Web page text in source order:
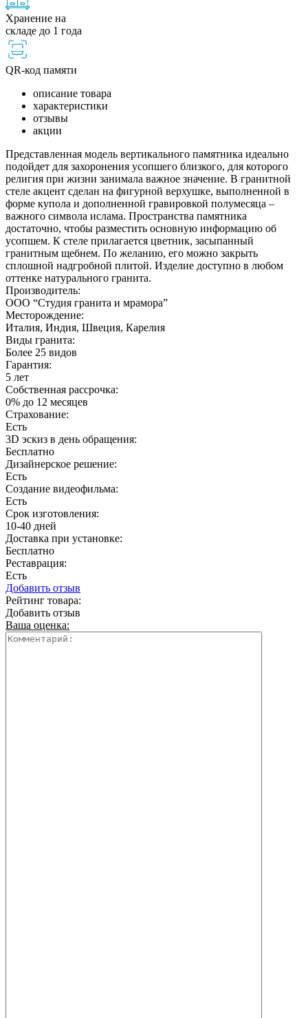
Хранение на
складе до 1 года
QR-код памяти
описание товара
характеристики
отзывы
акции
Представленная модель вертикального памятника идеально
подойдет для захоронения усопшего близкого, для которого
религия при жизни занимала важное значение. В гранитной
стеле акцент сделан на фигурной верхушке, выполненной в
форме купола и дополненной гравировкой полумесяца –
важного символа ислама. Пространства памятника
достаточно, чтобы разместить основную информацию об
усопшем. К стеле прилагается цветник, засыпанный
гранитным щебнем. По желанию, его можно закрыть
сплошной надгробной плитой. Изделие доступно в любом
оттенке натурального гранита.
Производитель:
ООО “Студия гранита и мрамора”
Месторождение:
Италия, Индия, Швеция, Карелия
Виды гранита:
Более 25 видов
Гарантия:
5 лет
Собственная рассрочка:
0% до 12 месяцев
Страхование:
Есть
3D эскиз в день обращения:
Бесплатно
Дизайнерское решение:
Есть
Создание видеофильма:
Есть
Срок изготовления:
10-40 дней
Доставка при установке:
Бесплатно
Реставрация:
Есть
Добавить отзыв
Рейтинг товара:
Добавить отзыв
Ваша оценка: